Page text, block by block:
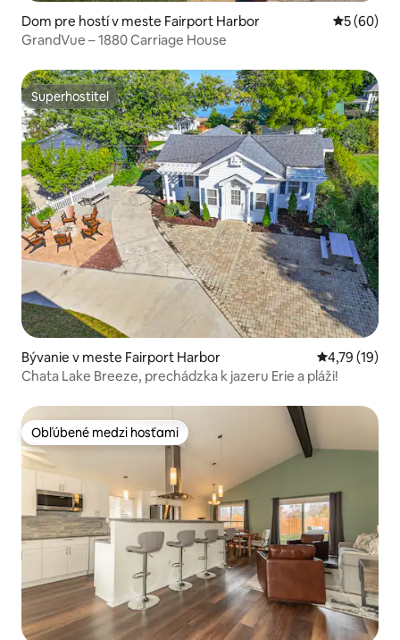
Dom pre hostí v meste Fairport Harbor
5 (60)
GrandVue – 1880 Carriage House
Superhostiteľ
Superhostiteľ
Bývanie v meste Fairport Harbor Priemerné
4,79 (19)
Chata Lake Breeze, prechádzka k jazeru Erie a pláži!
Obľúbené medzi hosťami
Obľúbené medzi hosťami